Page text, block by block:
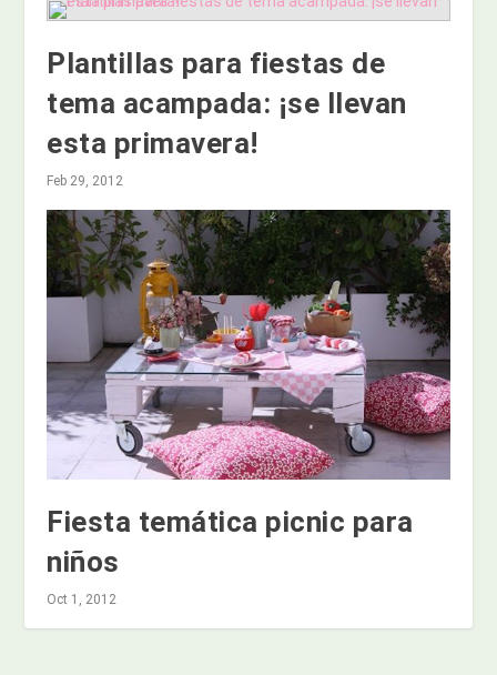
Plantillas para fiestas de
tema acampada: ¡se llevan
esta primavera!
Feb 29, 2012
Fiesta temática picnic para
niños
Oct 1, 2012